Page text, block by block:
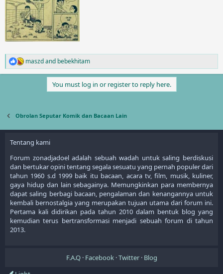
R
e
o
n
s
maszdand bebekhitam
You must log in or register to reply here.
Obrolan Seputar Komik dan Bacaan Lain
Tentang kami
Forum zonadjadoel adalah sebuah wadah untuk saling berdiskusi
dan bertukar opini tentang segala sesuatu yang pernah populer dari
tahun 1960 s.d 1999 baik itu bacaan, acara tv, film, musik, kuliner,
gaya hidup dan lain sebagainya. Memungkinkan para membernya
dapat saling berbagi bacaan, pengalaman dan kenangannya untuk
kembali bernostalgia yang merupakan tujuan utama dari forum ini.
Pertama kali didirikan pada tahun 2010 dalam bentuk blog yang
kemudian terus bertransformasi menjadi sebuah forum di tahun
2013.
F.A.Q Facebook Twitter Blog